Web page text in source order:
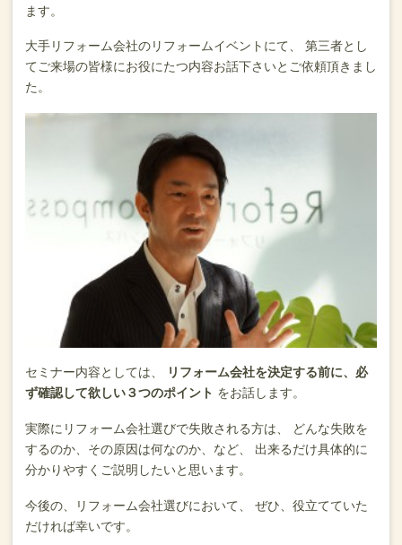
ます。
大手リフォーム会社のリフォームイベントにて、
第三者とし
てご来場の皆様にお役にたつ内容お話下さいとご依頼頂きまし
た。
セミナー内容としては、
リフォーム会社を決定する前に、必
ず確認して欲しい３つのポイント をお話します。
実際にリフォーム会社選びで失敗される方は、
どんな失敗を
するのか、その原因は何なのか、など、
出来るだけ具体的に
分かりやすくご説明したいと思います。
今後の、リフォーム会社選びにおいて、
ぜひ、役立てていた
だければ幸いです。